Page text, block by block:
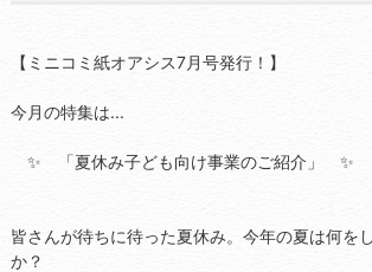
【ミニコミ紙オアシス7月号発行！】
今月の特集は...
✨ 「夏休み子ども向け事業のご紹介」 ✨
皆さんが待ちに待った夏休み。今年の夏は何を
か？